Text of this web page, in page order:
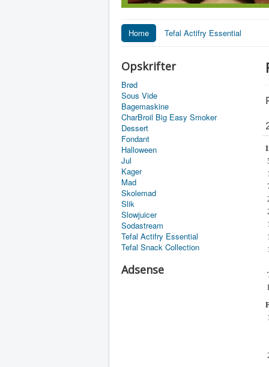
Home Tefal Actifry Essential
Opskrifter
Brød
Sous Vide
Bagemaskine
CharBroil Big Easy Smoker
Dessert
Fondant
Halloween
Jul
Kager
Mad
Skolemad
Slik
Slowjuicer
Sodastream
Tefal Actifry Essential
Tefal Snack Collection
Adsense